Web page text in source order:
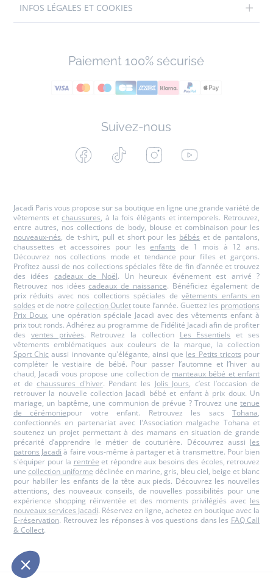
INFOS LÉGALES ET COOKIES
Paiement 100% sécurisé
Suivez-nous
Facebook Tiktok InstagramYoutube
Jacadi Paris vous propose sur sa boutique en ligne une grande variété de
vêtements etchaussures, à la fois élégants et intemporels. Retrouvez,
entre autres, nos collections de body, blouse et combinaison pour les
nouveaux-nés, de t-shirt, pull et short pour les bébés et de pantalons,
chaussettes et accessoires pour lesenfants de 1 mois à 12 ans.
Découvrez nos collections mode et tendance pour filles et garçons.
Profitez aussi de nos collections spéciales fête de fin d’année et trouvez
des idées cadeaux de Noël. Un heureux événement est arrivé ?
Retrouvez nos idéescadeaux de naissance. Bénéficiez également de
prix réduits avec nos collections spéciales devêtements enfants en
soldes et de notre collection Outlettoute l’année. Guettez les promotions
Prix Doux, une opération spéciale Jacadi avec des vêtements enfant à
prix tout ronds. Adhérez au programme de Fidélité Jacadi afin de profiter
des ventes privées. Retrouvez la collection Les Essentiels et ses
vêtements emblématiques aux couleurs de la marque, la collection
Sport Chic aussi innovante qu'élégante, ainsi que les Petits tricots pour
compléter le vestiaire de bébé. Pour passer l’automne et l’hiver au
chaud, Jacadi vous propose une collection de manteaux bébé et enfant
et dechaussures d'hiver. Pendant les Jolis Jours, c’est l’occasion de
retrouver la nouvelle collection Jacadi bébé et enfant à prix doux. Un
mariage, un baptême, une communion de prévue ? Trouvez une tenue
de cérémoniepour votre enfant. Retrouvez les sacsTohana,
confectionnés en partenariat avec l'Association malgache Tohana et
soutenez un projet permettant à des mamans en situation de grande
précarité d’apprendre le métier de couturière. Découvrez aussi les
patrons Jacadi à faire vous-même à partager et à transmettre. Pour bien
s'équiper pour la rentrée et répondre aux besoins des écoles, retrouvez
une collection uniforme déclinée en marine, gris, bleu ciel, beige et blanc
pour habiller les enfants de la tête aux pieds. Découvrez les nouvelles
attentions, des nouveaux conseils, de nouvelles possibilités pour une
expérience shopping réinventée et des moments privilégiés avec les
nouveaux services Jacadi. Réservez en ligne, achetez en boutique avec la
E-réservation. Retrouvez les réponses à vos questions dans les FAQ Call
& Collect.